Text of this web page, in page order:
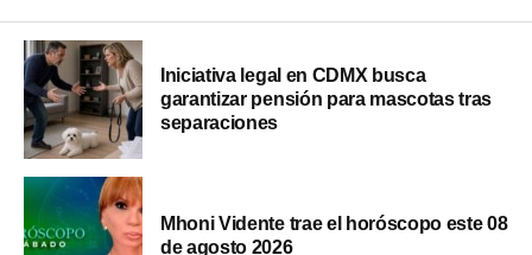
Iniciativa legal en CDMX busca
garantizar pensión para mascotas tras
separaciones
Mhoni Vidente trae el horóscopo este 08
de agosto 2026